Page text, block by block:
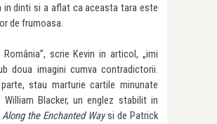
in dinti si a aflat ca aceasta tara este
de frumoasa.
România”, scrie Kevin in articol, „imi
doua imagini cumva contradictorii.
stau marturie cartile minunate
William Blacker, un englez stabilit in
Along the Enchanted Waysi de Patrick